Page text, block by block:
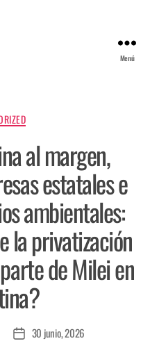
Menú
al margen,
estatales e
ambientales:
la privatización
de Milei en
30 junio, 2026